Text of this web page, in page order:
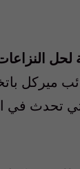
النزاعات
ميركل
التي